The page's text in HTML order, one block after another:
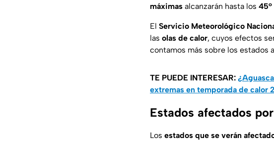
máximas alcanzarán hasta los 45°
El Servicio Meteorológico
las olas de calor, cuyos efectos
contamos más sobre los estados
TE PUEDE INTERESAR:
extremas en temporada de calor
Estados afectados
Los estados que se verán